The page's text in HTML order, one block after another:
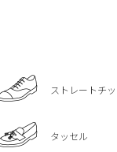
ストレートチ
タッセル